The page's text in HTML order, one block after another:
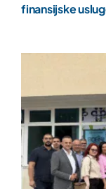
finansijske